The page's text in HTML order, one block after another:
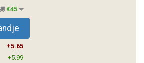
€45
+5.65
+5.99